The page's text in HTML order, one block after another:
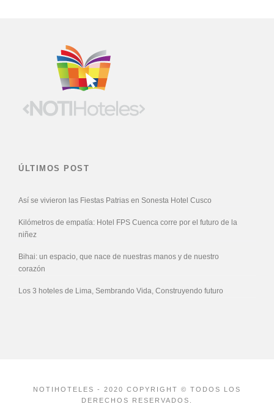
ÚLTIMOS POST
Así se vivieron las Fiestas Patrias en Sonesta Hotel Cusco
Kilómetros de empatía: Hotel FPS Cuenca corre por el futuro de la
niñez
Bihai: un espacio, que nace de nuestras manos y de nuestro
corazón
Los 3 hoteles de Lima, Sembrando Vida, Construyendo futuro
NOTIHOTELES - 2020 COPYRIGHT © TODOS LOS
DERECHOS RESERVADOS.